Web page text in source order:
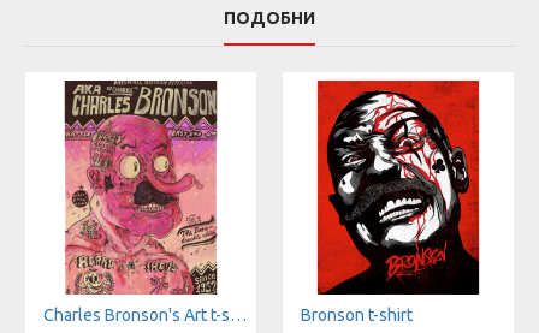
ПОДОБНИ
Charles Bronson's Art t-shirt Bronson t-shirt